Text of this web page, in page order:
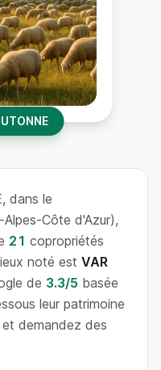
dans le
Côte d'Azur),
21 copropriétés
noté est VAR
de 3.3/5 basée
leur patrimoine
demandez des